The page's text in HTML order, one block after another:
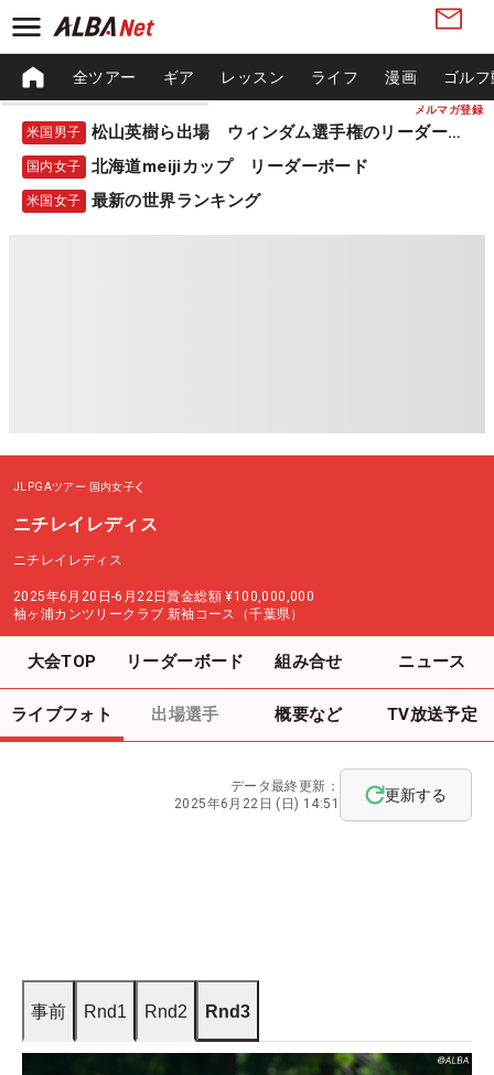
メルマガ登録
全ツアー ギア レッスン ライフ 漫画 ゴル
米国男子 松山英樹ら出場 ウィンダム選手権のリーダーボード
国内女子 北海道meijiカップ リーダーボード
米国女子 最新の世界ランキング
JLPGAツアー 国内女子
ニチレイレディス
ニチレイレディス
2025年6月20日-6月22日賞金総額 ¥100,000,000
袖ヶ浦カンツリークラブ 新袖コース（千葉県）
大会TOP リーダーボード 組み合せ ニュース
ライブフォト 出場選手 概要など TV放送予定
データ最終更新：
2025年6月22日 (日) 14:51
更新する
事前 Rnd1 Rnd2 Rnd3